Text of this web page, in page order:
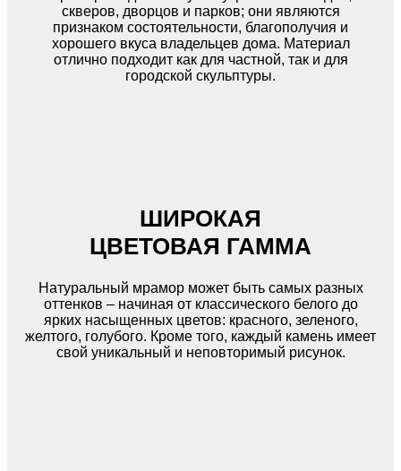
скверов, дворцов и парков; они являются
признаком состоятельности, благополучия и
хорошего вкуса владельцев дома. Материал
отлично подходит как для частной, так и для
городской скульптуры.
ШИРОКАЯ
ЦВЕТОВАЯ ГАММА
Натуральный мрамор может быть самых разных
оттенков – начиная от классического белого до
ярких насыщенных цветов: красного, зеленого,
желтого, голубого. Кроме того, каждый камень имеет
свой уникальный и неповторимый рисунок.